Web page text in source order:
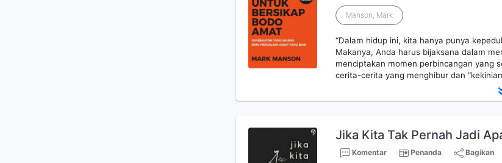
Manson, Mark
“Dalam hidup ini, kita hanya punya
Makanya, Anda harus bijaksana dalam
menciptakan momen perbincangan yang
cerita-cerita yang menghibur dan
Jika Kita Tak Pernah Jadi
Komentar Penanda Bagikan